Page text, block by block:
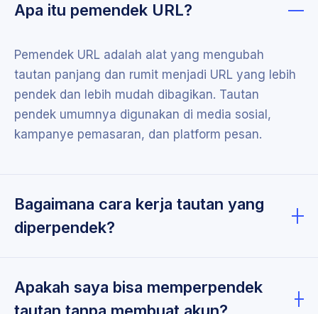
Apa itu pemendek URL?
Pemendek URL adalah alat yang mengubah
tautan panjang dan rumit menjadi URL yang lebih
pendek dan lebih mudah dibagikan. Tautan
pendek umumnya digunakan di media sosial,
kampanye pemasaran, dan platform pesan.
Bagaimana cara kerja tautan yang
diperpendek?
sistem kami membuat URL pendek unik yang
mengalihkan pengguna ke URL panjang asli Anda.
Apakah saya bisa memperpendek